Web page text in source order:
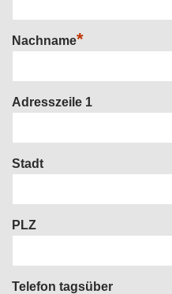
Nachname*
Adresszeile 1
Stadt
PLZ
Telefon tagsüber